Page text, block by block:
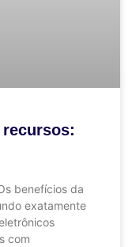
benefícios da
exatamente
com